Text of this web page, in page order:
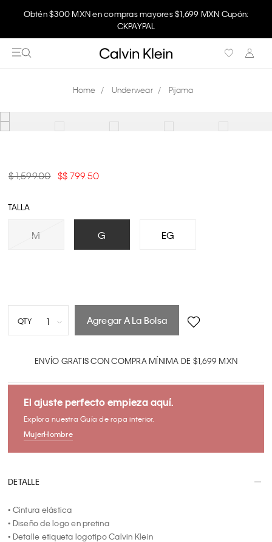
Obtén $300 MXN en compras mayores $1,699 MXN Cupón:
CKPAYPAL
Underwear Pijama
$ 1,599.00 $ 799.50
TALLA
M G EG
QTY 1
8
10
Agregar A La Bolsa
ENVÍO GRATIS CON COMPRA MÍNIMA DE $1,699 MXN
El ajuste perfecto empieza aquí.
Explora nuestra Guía de ropa interior.
MujerHombre
DETALLE
• Cintura elástica
• Diseño de logo en pretina
• Detalle etiqueta logotipo Calvin Klein